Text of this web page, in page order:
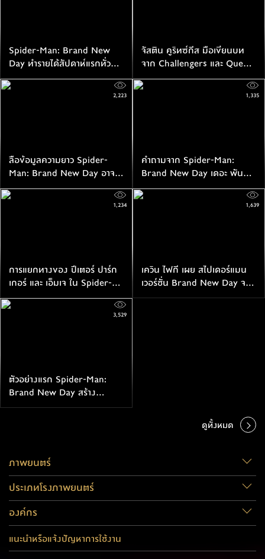
Spider-Man: Brand New
Day ทำรายได้สัปดาห์แรกทั่ว
โลก $927 ล้านเหรียญ กลายมา
เป็นหนังที่เปิดตัวสัปดาห์แรกได้
ดีที่สุดเป็นอันดับสองตลอดกาล
จัสติน คูริทซ์กีส มือเขียนบท
จาก Challengers และ Queer
ร่วมแก้บทให้กับ Spider-Man:
Brand New Day
ลือข้อมูลความยาว Spider-
Man: Brand New Day อาจจะ
เป็นหนังมนุษย์แมงมุมที่ยาว
ที่สุด
2,223
คำถามจาก Spider-Man:
Brand New Day เดอะ พันนิช
เชอร์ จะยังเป็นคนเดิมที่เรารู้จัก
หรือไม่?
1,335
การแยกทางของ ปีเตอร์ ปาร์ก
เกอร์ และ เอ็มเจ ใน Spider-
Man: Brand New Day ผ่าน
สายตาของ เซนเดย์อา
1,234
เควิน ไฟกี เผย สไปเดอร์แมน
เวอร์ชั่น Brand New Day จะ
ใกล้เคียงกับฉบับหนังสือการ์ตูน
1,639
ตัวอย่างแรก Spider-Man:
Brand New Day สร้าง
ประวัติศาสตร์เป็นตัวอย่างหนัง
3,529
ดูทั้งหมด
ภาพยนตร์
ประเภทโรงภาพยนตร์
องค์กร
แนะนำหรือแจ้งปัญหาการใช้งาน